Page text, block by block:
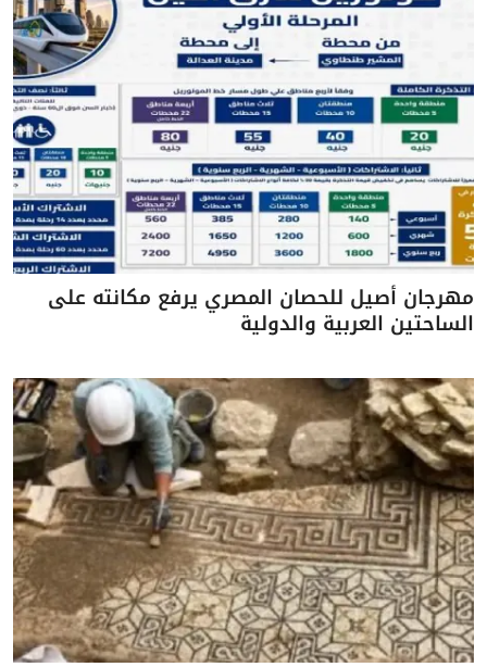
مهرجان أصيل للحصان المصري يرفع مكانته على
الساحتين العربية والدولية